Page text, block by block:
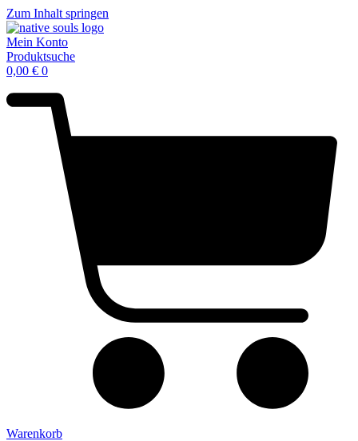
Zum Inhalt springen
Mein Konto
Produktsuche
0,00 € 0
Warenkorb